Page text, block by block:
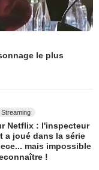
le plus
Netflix : l'inspecteur
a joué dans la série
mais impossible
!